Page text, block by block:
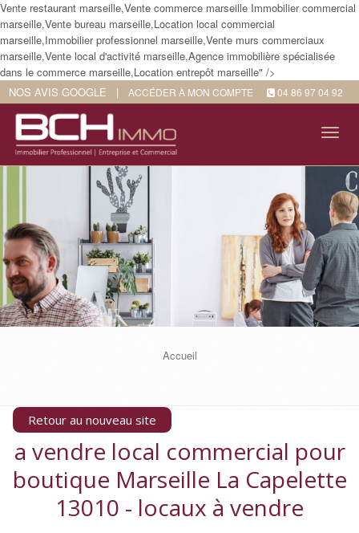
Vente restaurant marseille,Vente commerce marseille Immobilier commercial
marseille,Vente bureau marseille,Location local commercial
marseille,Immobilier professionnel marseille,Vente murs commerciaux
marseille,Vente local d'activité marseille,Agence immobilière spécialisée
dans le commerce marseille,Location entrepôt marseille" />
NOS AVIS GOOGLE
| ACCÉDER À MON COMPTE 04 86 97 04 92
Accueil
Retour au nouveau site
a vendre local commercial pour
boutique Marseille La Capelette
13010 - locaux à vendre